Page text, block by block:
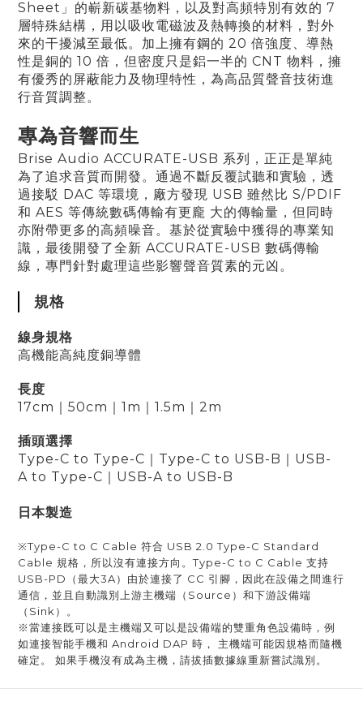
Sheet」的嶄新碳基物料，以及對高頻特別有效的 7
層特殊結構，用以吸收電磁波及熱轉換的材料，對外
來的干擾減至最低。加上擁有鋼的 20 倍強度、導熱
性是銅的 10 倍，但密度只是鋁一半的 CNT 物料，擁
有優秀的屏蔽能力及物理特性，為高品質聲音技術進
行音質調整。
專為音響而生
Brise Audio ACCURATE-USB 系列，正正是單純
為了追求音質而開發。通過不斷反覆試聽和實驗，透
過接駁 DAC 等環境，廠方發現 USB 雖然比 S/PDIF
和 AES 等傳統數碼傳輸有更龐 大的傳輸量，但同時
亦附帶更多的高頻噪音。基於從實驗中獲得的專業知
識，最後開發了全新 ACCURATE-USB 數碼傳輸
線，專門針對處理這些影響聲音質素的元凶。
規格
線身規格
高機能高純度銅導體
長度
17cm ｜ 50cm ｜ 1m ｜ 1.5m ｜ 2m
插頭選擇
Type-C to Type-C ｜ Type-C to USB-B ｜ USB-
A to Type-C ｜ USB-A to USB-B
日本製造
※Type-C to C Cable 符合 USB 2.0 Type-C Standard
Cable 規格，所以沒有連接方向。Type-C to C Cable 支持
USB-PD（最大3A）由於連接了 CC 引腳，因此在設備之間進行
通信，並且自動識別上游主機端（Source）和下游設備端
（Sink）。
※當連接既可以是主機端又可以是設備端的雙重角色設備時，例
如連接智能手機和 Android DAP 時， 主機端可能因規格而隨機
確定。 如果手機沒有成為主機，請拔插數據線重新嘗試識別。